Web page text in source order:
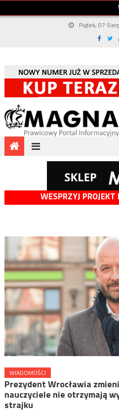
Piątek, 07
WESPRZYJ
WIADOMOŚCI
Prezydent Wrocławia
nauczyciele nie otrzymają
strajku